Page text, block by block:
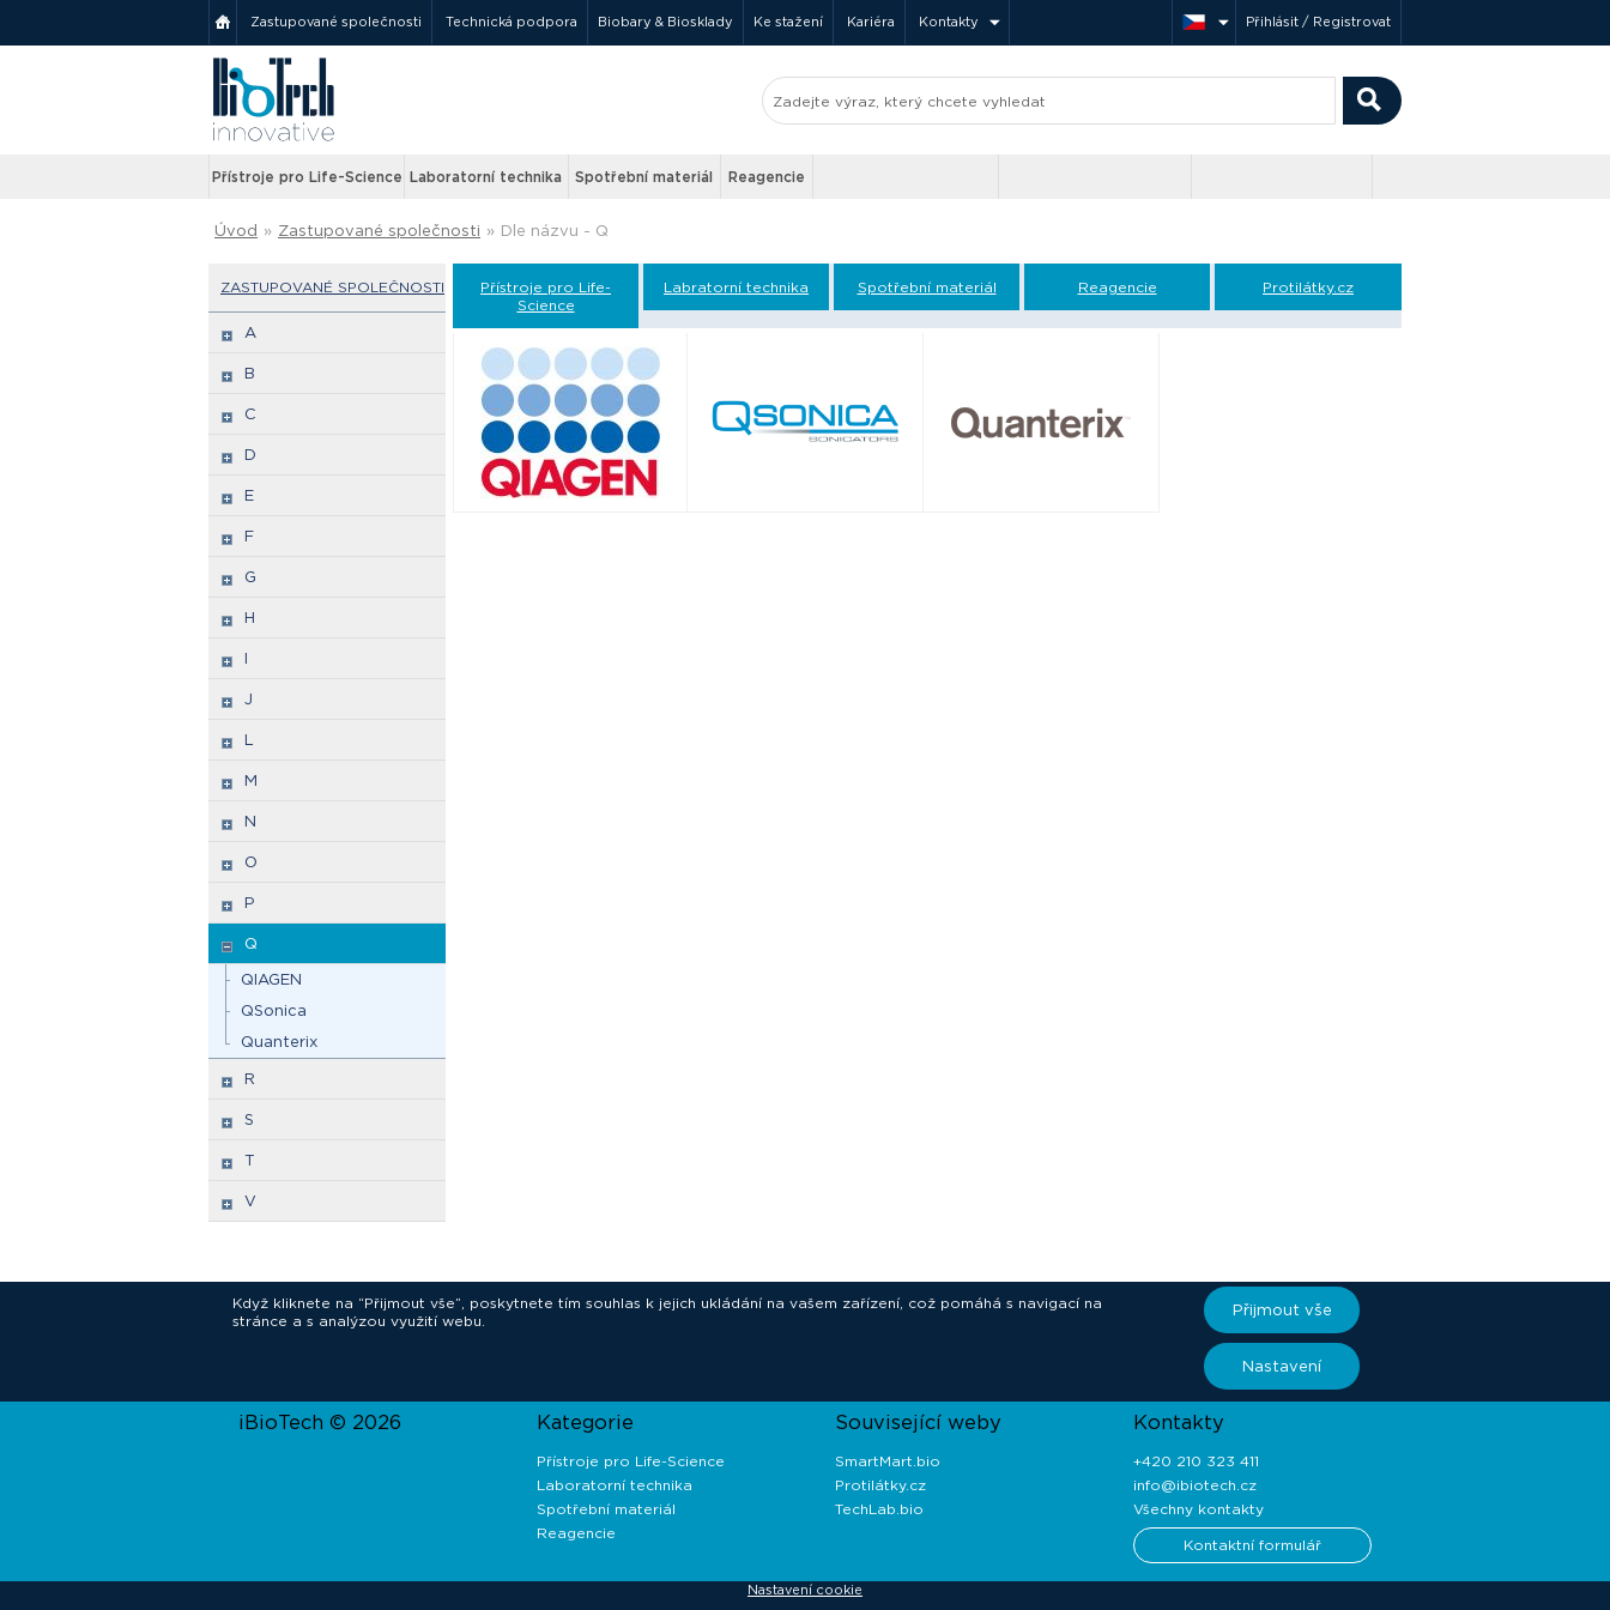
Zastupované společnosti Technická podpora Biobary & Biosklady Ke stažení Kariéra Kontakty Přihlásit / Registrovat
Přístroje pro Life-Science Laboratorní technika Spotřební materiál Reagencie
Úvod » Zastupované společnosti » Dle názvu - Q
ZASTUPOVANÉ SPOLEČNOSTI
A
B
C
D
E
F
G
H
I
J
L
M
N
O
P
Q
QIAGEN
QSonica
Quanterix
R
S
T
V
Přístroje pro Life-
Science
Labratorní technika Spotřební materiál Reagencie Protilátky.cz
Když kliknete na “Přijmout vše”, poskytnete tím souhlas k jejich ukládání na vašem zařízení, což pomáhá s navigací na
stránce a s analýzou využití webu.
Přijmout vše
Nastavení
iBioTech © 2026 Kategorie
Přístroje pro Life-Science
Laboratorní technika
Spotřební materiál
Reagencie
Související weby
SmartMart.bio
Protilátky.cz
TechLab.bio
Kontakty
+420 210 323 411
info@ibiotech.cz
Všechny kontakty
Kontaktní formulář
Nastavení cookie